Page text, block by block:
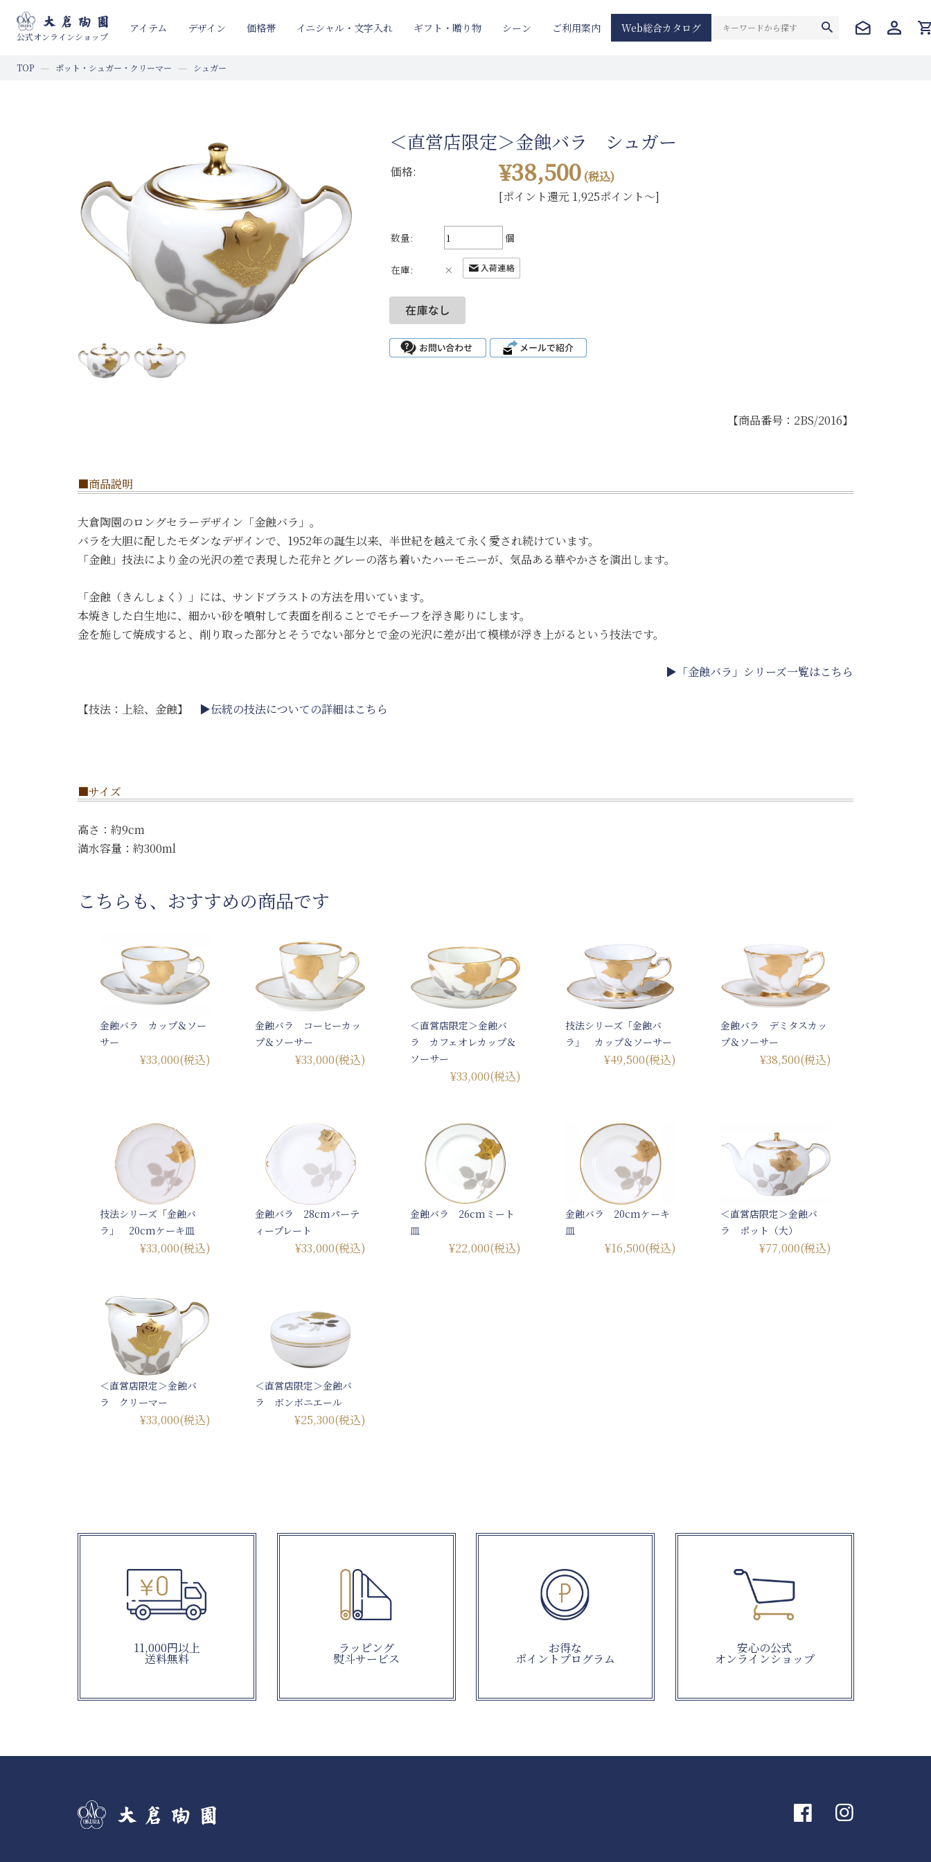
公式オンラインショップ
アイテム デザイン 価格帯 イニシャル・文字入れ ギフト・贈り物 シーン ご利用案内 Web総合カタログ
TOP ポット・シュガー・クリーマー シュガー
＜直営店限定＞金蝕バラ シュガー
価格: ¥38,500 (税込)
[ポイント還元 1,925ポイント～]
数量: 個
在庫: ×
【商品番号：2BS/2016】
■商品説明
大倉陶園のロングセラーデザイン「金蝕バラ」。
バラを大胆に配したモダンなデザインで、1952年の誕生以来、半世紀を越えて永く愛され続けています。
「金蝕」技法により金の光沢の差で表現した花弁とグレーの落ち着いたハーモニーが、気品ある華やかさを演出します。
「金蝕（きんしょく）」には、サンドブラストの方法を用いています。
本焼きした白生地に、細かい砂を噴射して表面を削ることでモチーフを浮き彫りにします。
金を施して焼成すると、削り取った部分とそうでない部分とで金の光沢に差が出て模様が浮き上がるという技法です。
▶「金蝕バラ」シリーズ一覧はこちら
【技法：上絵、金蝕】 ▶伝統の技法についての詳細はこちら
■サイズ
高さ：約9cm
満水容量：約300ml
こちらも、おすすめの商品です
金蝕バラ カップ＆ソー
サー
¥33,000(税込)
金蝕バラ コーヒーカッ
プ＆ソーサー
¥33,000(税込)
＜直営店限定＞金蝕バ
ラ カフェオレカップ＆
ソーサー
¥33,000(税込)
技法シリーズ「金蝕バ
ラ」 カップ＆ソーサー
¥49,500(税込)
金蝕バラ デミタスカッ
プ＆ソーサー
¥38,500(税込)
技法シリーズ「金蝕バ
ラ」 20cmケーキ皿
¥33,000(税込)
金蝕バラ 28cmパーテ
ィープレート
¥33,000(税込)
金蝕バラ 26cmミート
皿
¥22,000(税込)
金蝕バラ 20cmケーキ
皿
¥16,500(税込)
＜直営店限定＞金蝕バ
ラ ポット（大）
¥77,000(税込)
＜直営店限定＞金蝕バ
ラ クリーマー
¥33,000(税込)
＜直営店限定＞金蝕バ
ラ ボンボニエール
¥25,300(税込)
11,000円以上
送料無料
ラッピング
熨斗サービス
お得な
ポイントプログラム
安心の公式
オンラインショップ